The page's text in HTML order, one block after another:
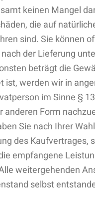
keinen Mangel
die auf
sind. Sie können
der Lieferung
beträgt die
werden wir in
im Sinne §
anderen Form
Sie nach Ihrer
des
empfangene
weitergehenden
selbst